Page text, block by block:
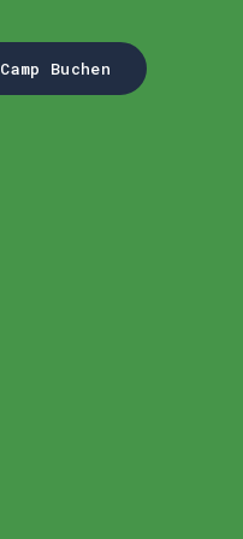
Camp Buchen